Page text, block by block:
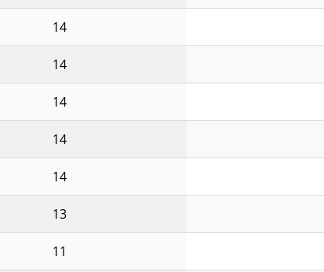
14
14
14
14
14
13
11